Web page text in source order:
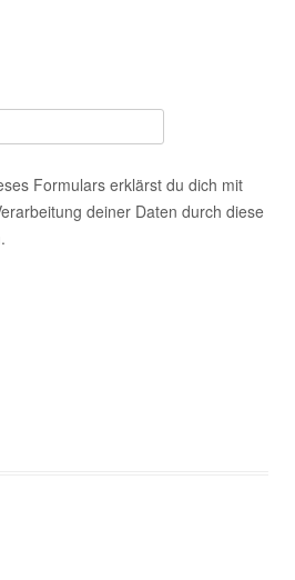
Formulars erklärst du dich mit
deiner Daten durch diese